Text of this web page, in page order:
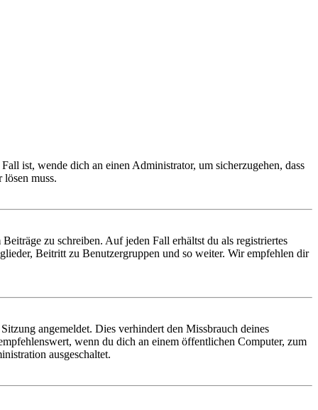
ist, wende dich an einen Administrator, um sicherzugehen, dass
muss.
zu schreiben. Auf jeden Fall erhältst du als registriertes
Beitritt zu Benutzergruppen und so weiter. Wir empfehlen dir
angemeldet. Dies verhindert den Missbrauch deines
wenn du dich an einem öffentlichen Computer, zum
ausgeschaltet.